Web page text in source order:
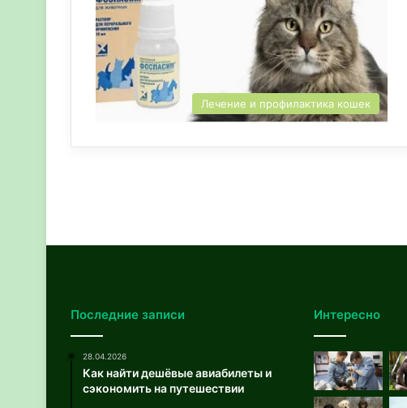
Лечение и профилактика кошек
Последние записи
28.04.2026
Как найти дешёвые авиабилеты и
сэкономить на путешествии
Интересно